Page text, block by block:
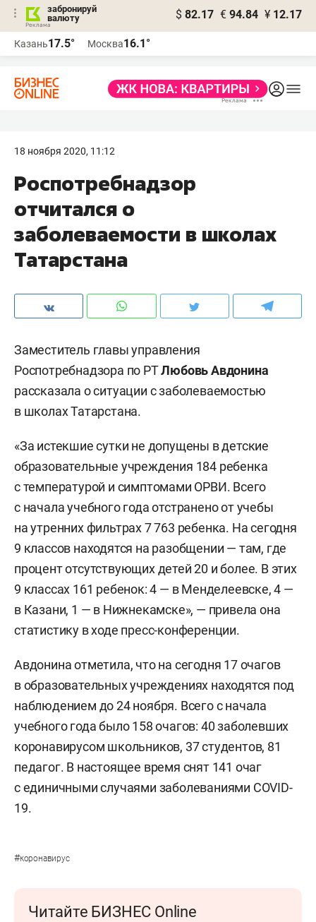
забронируй
валюту
$ 82.17 € 94.84 ¥ 12.17
Казань17.5° Москва16.1°
18 ноября 2020, 11:12
Роспотребнадзор
отчитался о
заболеваемости в школах
Татарстана
Заместитель главы управления
Роспотребнадзора по РТЛюбовь Авдонина
рассказала о ситуации с заболеваемостью
в школах Татарстана.
«За истекшие сутки не допущены в детские
образовательные учреждения 184 ребенка
с температурой и симптомами ОРВИ. Всего
с начала учебного года отстранено от учебы
на утренних фильтрах 7 763 ребенка. На сегодня
9 классов находятся на разобщении — там, где
процент отсутствующих детей 20 и более. В этих
9 классах 161 ребенок: 4 — в Менделеевске, 4 —
в Казани, 1 — в Нижнекамске», — привела она
статистику в ходе пресс-конференции.
Авдонина отметила, что на сегодня 17 очагов
в образовательных учреждениях находятся под
наблюдением до 24 ноября. Всего с начала
учебного года было 158 очагов: 40 заболевших
коронавирусом школьников, 37 студентов, 81
педагог. В настоящее время снят 141 очаг
с единичными случаями заболеваниями COVID-
19.
#коронавирус
Читайте БИЗНЕС Online